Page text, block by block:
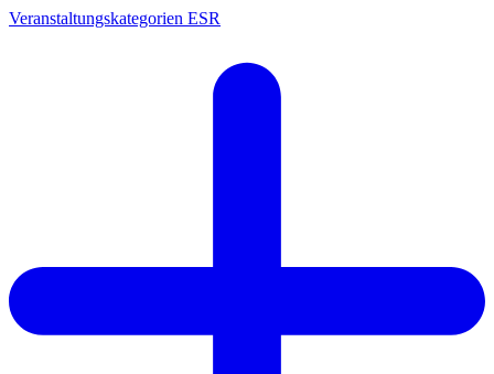
Veranstaltungskategorien ESR